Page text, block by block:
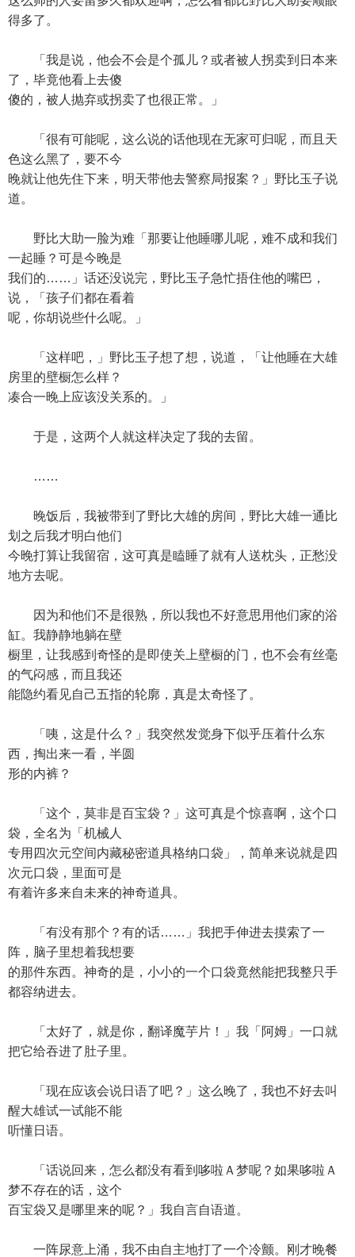
得多了。
「我是说，他会不会是个孤儿？或者被人拐卖到日本来
了，毕竟他看上去傻
傻的，被人抛弃或拐卖了也很正常。」
「很有可能呢，这么说的话他现在无家可归呢，而且天
色这么黑了，要不今
晚就让他先住下来，明天带他去警察局报案？」野比玉子说
道。
野比大助一脸为难「那要让他睡哪儿呢，难不成和我们
一起睡？可是今晚是
我们的……」话还没说完，野比玉子急忙捂住他的嘴巴，
说，「孩子们都在看着
呢，你胡说些什么呢。」
「这样吧，」野比玉子想了想，说道，「让他睡在大雄
房里的壁橱怎么样？
凑合一晚上应该没关系的。」
于是，这两个人就这样决定了我的去留。
……
晚饭后，我被带到了野比大雄的房间，野比大雄一通比
划之后我才明白他们
今晚打算让我留宿，这可真是瞌睡了就有人送枕头，正愁没
地方去呢。
因为和他们不是很熟，所以我也不好意思用他们家的浴
缸。我静静地躺在壁
橱里，让我感到奇怪的是即使关上壁橱的门，也不会有丝毫
的气闷感，而且我还
能隐约看见自己五指的轮廓，真是太奇怪了。
「咦，这是什么？」我突然发觉身下似乎压着什么东
西，掏出来一看，半圆
形的内裤？
「这个，莫非是百宝袋？」这可真是个惊喜啊，这个口
袋，全名为「机械人
专用四次元空间内藏秘密道具格纳口袋」，简单来说就是四
次元口袋，里面可是
有着许多来自未来的神奇道具。
「有没有那个？有的话……」我把手伸进去摸索了一
阵，脑子里想着我想要
的那件东西。神奇的是，小小的一个口袋竟然能把我整只手
都容纳进去。
「太好了，就是你，翻译魔芋片！」我「阿姆」一口就
把它给吞进了肚子里。
「现在应该会说日语了吧？」这么晚了，我也不好去叫
醒大雄试一试能不能
听懂日语。
「话说回来，怎么都没有看到哆啦Ａ梦呢？如果哆啦Ａ
梦不存在的话，这个
百宝袋又是哪里来的呢？」我自言自语道。
一阵尿意上涌，我不由自主地打了一个冷颤。刚才晚餐